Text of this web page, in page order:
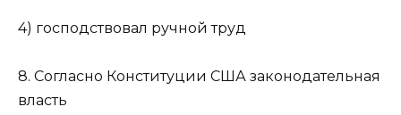
4) господствовал ручной труд
8. Согласно Конституции США законодательная
власть